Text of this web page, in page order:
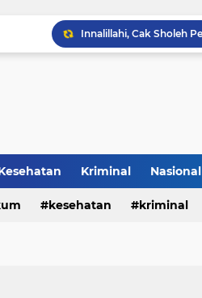
Kriminal Nasional
kesehatan kriminal